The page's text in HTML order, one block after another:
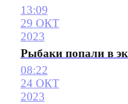
13:09
29 ОКТ
2023
Рыбаки попали в
08:22
24 ОКТ
2023